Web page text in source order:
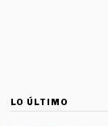
LO ÚLTIMO